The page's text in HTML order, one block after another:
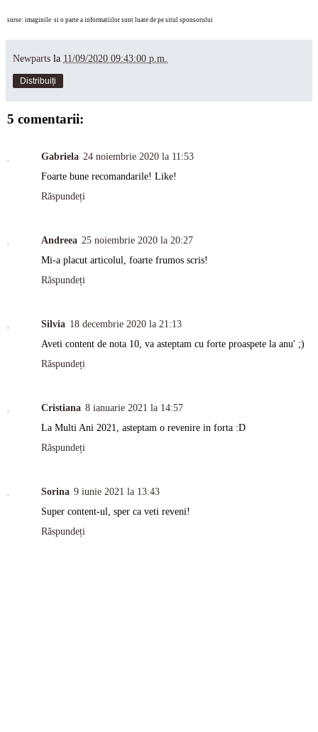
surse: imaginile si o parte a informatiilor sunt luate de pe situl sponsorului
Newparts la 11/09/2020 09:43:00 p.m.
Distribuiți
5 comentarii:
Gabriela 24 noiembrie 2020 la 11:53
Foarte bune recomandarile! Like!
Răspundeți
Andreea 25 noiembrie 2020 la 20:27
Mi-a placut articolul, foarte frumos scris!
Răspundeți
Silvia 18 decembrie 2020 la 21:13
Aveti content de nota 10, va asteptam cu forte proaspete la anu' ;)
Răspundeți
Cristiana 8 ianuarie 2021 la 14:57
La Multi Ani 2021, asteptam o revenire in forta :D
Răspundeți
Sorina 9 iunie 2021 la 13:43
Super content-ul, sper ca veti reveni!
Răspundeți